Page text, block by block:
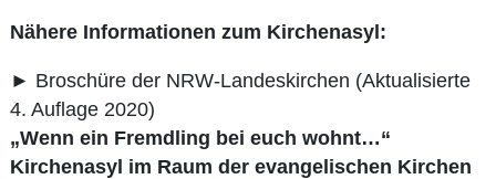
Nähere Informationen zum Kirchenasyl:
► Broschüre der NRW-Landeskirchen (Aktualisierte
4. Auflage 2020)
„Wenn ein Fremdling bei euch wohnt…“
Kirchenasyl im Raum der evangelischen Kirchen